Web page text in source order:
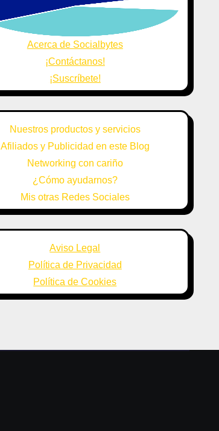
Acerca de Socialbytes
¡Contáctanos!
¡Suscríbete!
Nuestros productos y servicios
Afiliados y Publicidad en este Blog
Networking con cariño
¿Cómo ayudarnos?
Mis otras Redes Sociales
Aviso Legal
Política de Privacidad
Política de Cookies